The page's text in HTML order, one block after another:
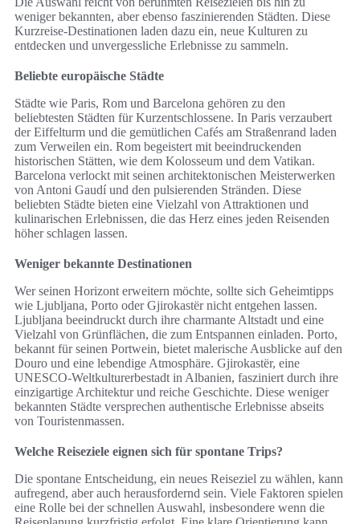
weniger bekannten, aber ebenso faszinierenden Städten. Diese
Kurzreise-Destinationen laden dazu ein, neue Kulturen zu
entdecken und unvergessliche Erlebnisse zu sammeln.
Beliebte europäische Städte
Städte wie Paris, Rom und Barcelona gehören zu den
beliebtesten Städten für Kurzentschlossene. In Paris verzaubert
der Eiffelturm und die gemütlichen Cafés am Straßenrand laden
zum Verweilen ein. Rom begeistert mit beeindruckenden
historischen Stätten, wie dem Kolosseum und dem Vatikan.
Barcelona verlockt mit seinen architektonischen Meisterwerken
von Antoni Gaudí und den pulsierenden Stränden. Diese
beliebten Städte bieten eine Vielzahl von Attraktionen und
kulinarischen Erlebnissen, die das Herz eines jeden Reisenden
höher schlagen lassen.
Weniger bekannte Destinationen
Wer seinen Horizont erweitern möchte, sollte sich Geheimtipps
wie Ljubljana, Porto oder Gjirokastër nicht entgehen lassen.
Ljubljana beeindruckt durch ihre charmante Altstadt und eine
Vielzahl von Grünflächen, die zum Entspannen einladen. Porto,
bekannt für seinen Portwein, bietet malerische Ausblicke auf den
Douro und eine lebendige Atmosphäre. Gjirokastër, eine
UNESCO-Weltkulturerbestadt in Albanien, fasziniert durch ihre
einzigartige Architektur und reiche Geschichte. Diese weniger
bekannten Städte versprechen authentische Erlebnisse abseits
von Touristenmassen.
Welche Reiseziele eignen sich für spontane Trips?
Die spontane Entscheidung, ein neues Reiseziel zu wählen, kann
aufregend, aber auch herausfordernd sein. Viele Faktoren spielen
eine Rolle bei der schnellen Auswahl, insbesondere wenn die